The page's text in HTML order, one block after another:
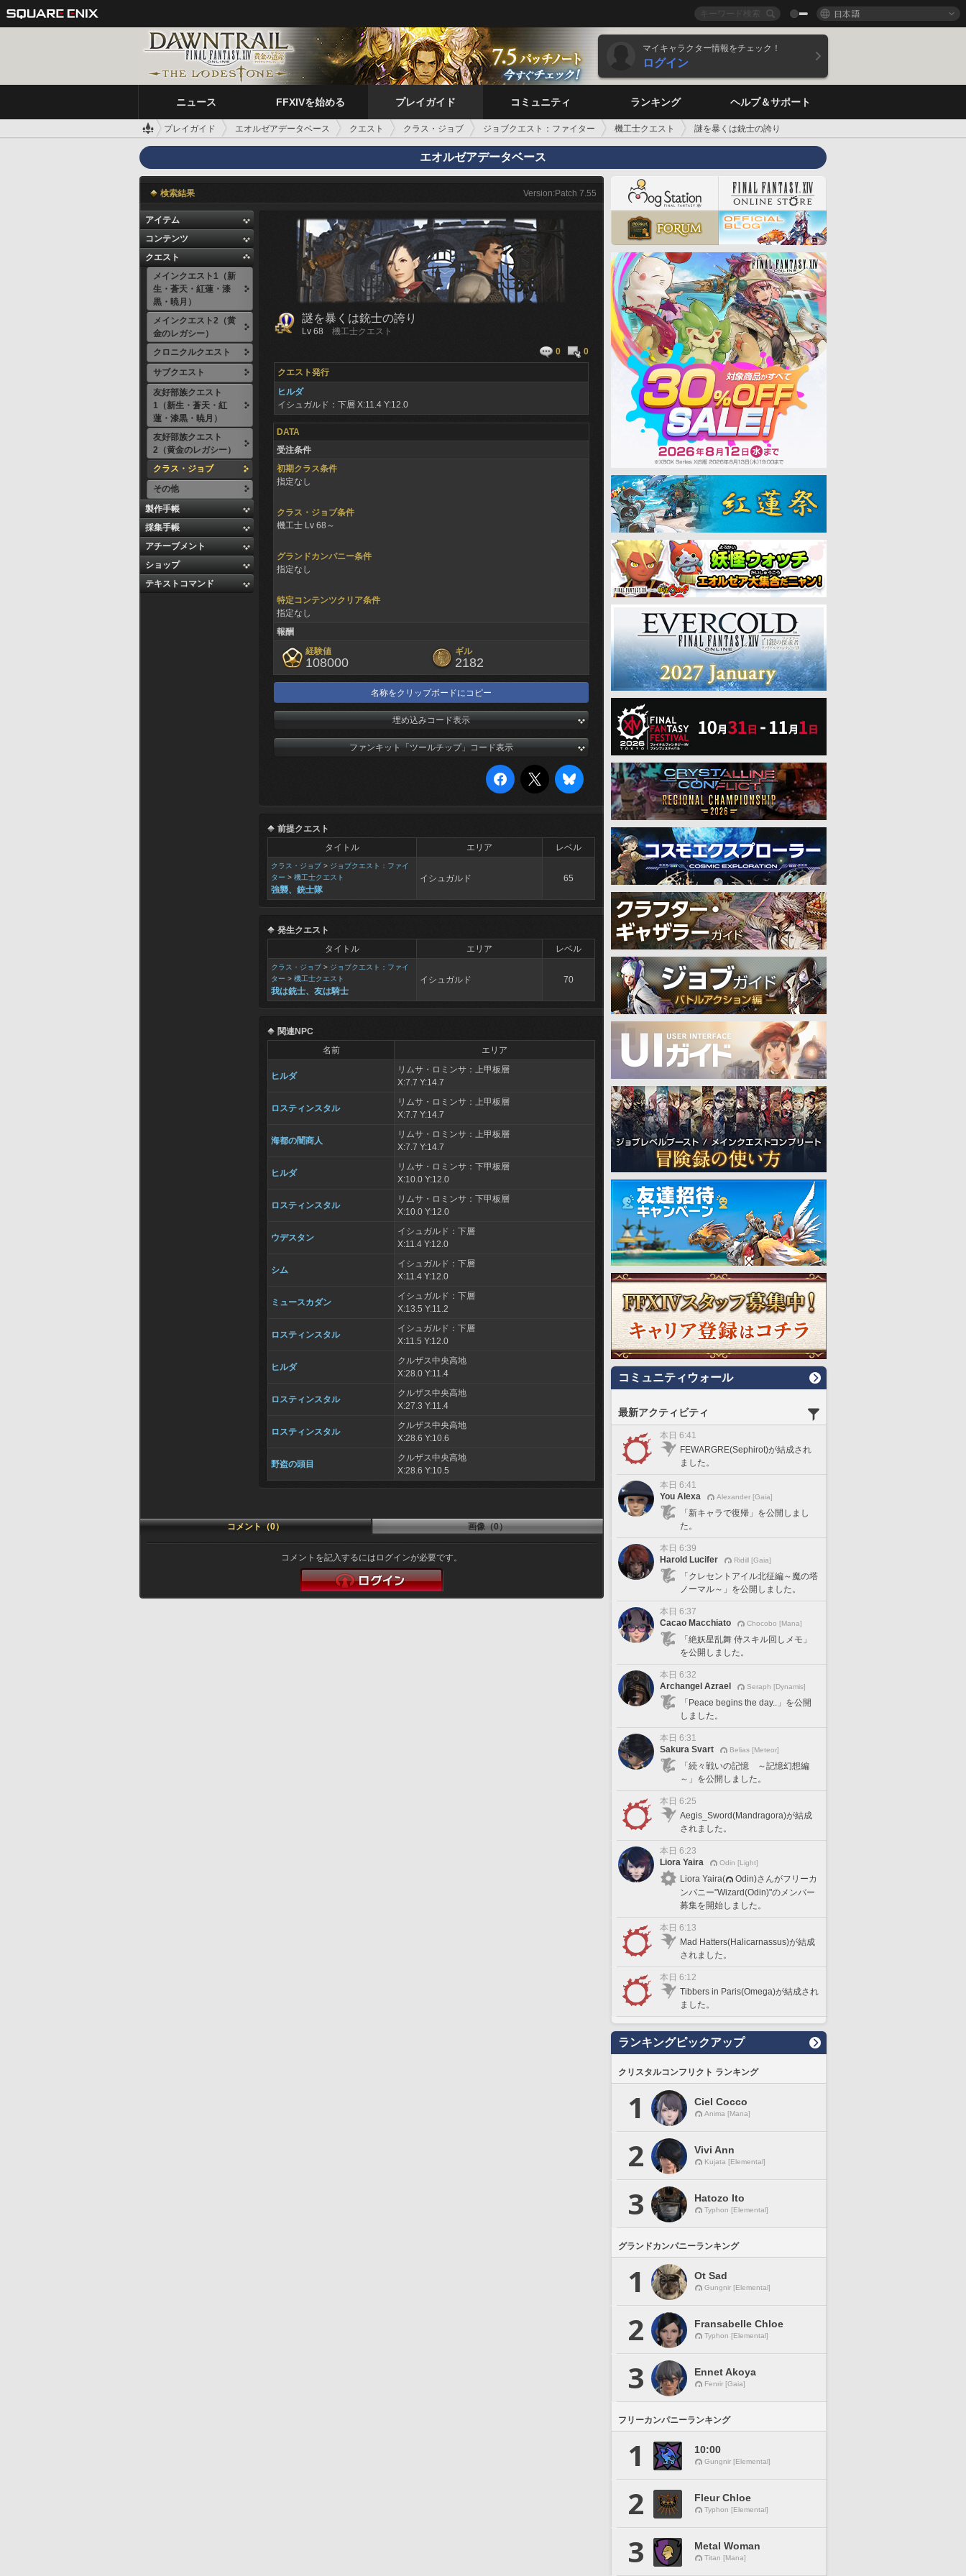
日本語
マイキャラクター情報をチェック！
ログイン
ニュース FFXIVを始める プレイガイド コミュニティ ランキング ヘルプ＆サポート
プレイガイド エオルゼアデータベース クエスト クラス・ジョブ ジョブクエスト：ファイター 機工士クエスト 謎を暴くは銃士の誇り
エオルゼアデータベース
検索結果 Version:Patch 7.55
アイテム
コンテンツ
クエスト
メインクエスト1（新
生・蒼天・紅蓮・漆
黒・暁月）
メインクエスト2（黄
金のレガシー）
クロニクルクエスト
サブクエスト
友好部族クエスト
1（新生・蒼天・紅
蓮・漆黒・暁月）
友好部族クエスト
2（黄金のレガシー）
クラス・ジョブ
その他
製作手帳
採集手帳
アチーブメント
ショップ
テキストコマンド
謎を暴くは銃士の誇り
Lv 68
機工士クエスト
0
0
クエスト発行
ヒルダ
イシュガルド：下層 X:11.4 Y:12.0
DATA
受注条件
初期クラス条件
指定なし
クラス・ジョブ条件
機工士 Lv 68～
グランドカンパニー条件
指定なし
特定コンテンツクリア条件
指定なし
報酬
経験値
108000
ギル
2182
名称をクリップボードにコピー
埋め込みコード表示
ファンキット「ツールチップ」コード表示
前提クエスト
タイトル
エリア レベル
クラス・ジョブ > ジョブクエスト：ファイ
ター > 機工士クエスト
強襲、銃士隊
イシュガルド 65
発生クエスト
タイトル
エリア レベル
クラス・ジョブ > ジョブクエスト：ファイ
ター > 機工士クエスト
我は銃士、友は騎士
イシュガルド 70
関連NPC
名前
エリア
ヒルダ
リムサ・ロミンサ：上甲板層
X:7.7 Y:14.7
ロスティンスタル
リムサ・ロミンサ：上甲板層
X:7.7 Y:14.7
海都の闇商人
リムサ・ロミンサ：上甲板層
X:7.7 Y:14.7
ヒルダ
リムサ・ロミンサ：下甲板層
X:10.0 Y:12.0
ロスティンスタル
リムサ・ロミンサ：下甲板層
X:10.0 Y:12.0
ウデスタン
イシュガルド：下層
X:11.4 Y:12.0
シム
イシュガルド：下層
X:11.4 Y:12.0
ミュースカダン
イシュガルド：下層
X:13.5 Y:11.2
ロスティンスタル
イシュガルド：下層
X:11.5 Y:12.0
ヒルダ
クルザス中央高地
X:28.0 Y:11.4
ロスティンスタル
クルザス中央高地
X:27.3 Y:11.4
ロスティンスタル
クルザス中央高地
X:28.6 Y:10.6
野盗の頭目
クルザス中央高地
X:28.6 Y:10.5
コメント（0） 画像（0）
コメントを記入するにはログインが必要です。
コミュニティウォール
最新アクティビティ
本日 6:41
FEWARGRE(Sephirot)が結成され
ました。
本日 6:41
You Alexa
Alexander [Gaia]
「新キャラで復帰」を公開しまし
た。
本日 6:39
Harold Lucifer
Ridill [Gaia]
「クレセントアイル北征編～魔の塔
ノーマル～」を公開しました。
本日 6:37
Cacao Macchiato
Chocobo [Mana]
「絶妖星乱舞 侍スキル回しメモ」
を公開しました。
本日 6:32
Archangel Azrael
Seraph [Dynamis]
「Peace begins the day..」を公開
しました。
本日 6:31
Sakura Svart
Belias [Meteor]
「続々戦いの記憶 ～記憶幻想編
～」を公開しました。
本日 6:25
Aegis_Sword(Mandragora)が結成
されました。
本日 6:23
Liora Yaira
Odin [Light]
Liora Yaira(
Odin)さんがフリーカ
ンパニー"Wizard(Odin)"のメンバー
募集を開始しました。
本日 6:13
Mad Hatters(Halicarnassus)が結成
されました。
本日 6:12
Tibbers in Paris(Omega)が結成され
ました。
ランキングピックアップ
クリスタルコンフリクト ランキング
1 Ciel Cocco
Anima [Mana]
2 Vivi Ann
Kujata [Elemental]
3 Hatozo Ito
Typhon [Elemental]
グランドカンパニーランキング
1 Ot Sad
Gungnir [Elemental]
2 Fransabelle Chloe
Typhon [Elemental]
3 Ennet Akoya
Fenrir [Gaia]
フリーカンパニーランキング
1 10:00
Gungnir [Elemental]
2 Fleur Chloe
Typhon [Elemental]
3 Metal Woman
Titan [Mana]